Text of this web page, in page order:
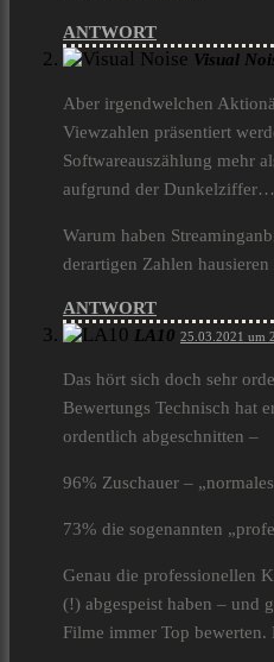
ANTWORT
Visual
Aber irgendwelchen
Viewzahlen präsentiert
Softwareauszählung mehr
aufgrund der Dunkelziffer…
Warum haben
derartigen Zahlen hausieren
ANTWORT
LA10 25.03.2021 um
Das hört sich doch sehr
Bewertungs Technisch hat
ordentlich abgeschnitten –
96% Zuschauer –
73% die sogenannten
Genau die professionellen
(!) abgespeist haben – und
Filme immer Top bewerten.